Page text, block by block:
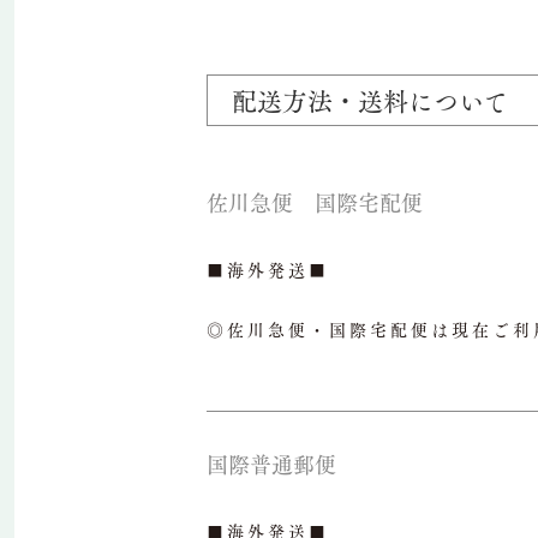
配送方法・送料について
佐川急便 国際宅配便
■海外発送■
◎佐川急便・国際宅配便は現在ご利
国際普通郵便
■海外発送■